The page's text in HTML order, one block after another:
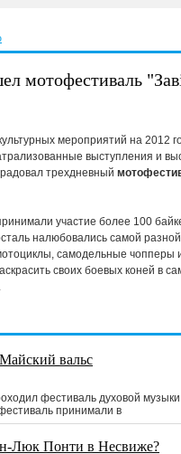
мотофестиваль
мероприятий на 2012
выступления и
трехдневный
участие более 100
налюбовались самой
самодельные чопперы
своих боевых коней в
вальс
фестиваль духовой музыки
принимали в
Люк Понти в Несвиже?